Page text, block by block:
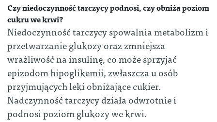
Czy niedoczynność tarczycy podnosi, czy obniża poziom
cukru we krwi?
Niedoczynność tarczycy spowalnia metabolizm i
przetwarzanie glukozy oraz zmniejsza
wrażliwość na insulinę, co może sprzyjać
epizodom hipoglikemii, zwłaszcza u osób
przyjmujących leki obniżające cukier.
Nadczynność tarczycy działa odwrotnie i
podnosi poziom glukozy we krwi.